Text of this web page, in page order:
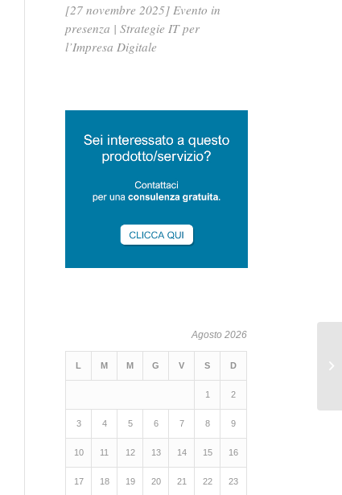
[27 novembre 2025] Evento in
presenza | Strategie IT per
l’Impresa Digitale
Agosto 2026
L M M G V S D
1 2
3 4 5 6 7 8 9
10 11 12 13 14 15 16
17 18 19 20 21 22 23